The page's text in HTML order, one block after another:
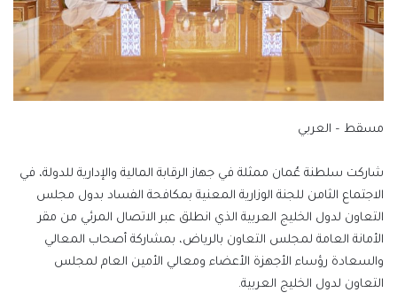
مسقط – العربي
شاركت سلطنة عُمان ممثلة في جهاز الرقابة المالية والإدارية للدولة، في
الاجتماع الثامن للجنة الوزارية المعنية بمكافحة الفساد بدول مجلس
التعاون لدول الخليج العربية الذي انطلق عبر الاتصال المرئي من مقر
الأمانة العامة لمجلس التعاون بالرياض، بمشاركة أصحاب المعالي
والسعادة رؤساء الأجهزة الأعضاء ومعالي الأمين العام لمجلس
التعاون لدول الخليج العربية.